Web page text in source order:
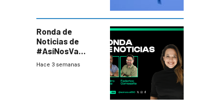
Ronda de
Noticias de
#AsíNosVa
(20/7/26)
Hace 3 semanas